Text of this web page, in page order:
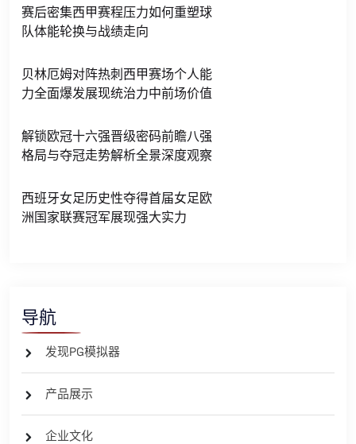
赛后密集西甲赛程压力如何重塑球
队体能轮换与战绩走向
贝林厄姆对阵热刺西甲赛场个人能
力全面爆发展现统治力中前场价值
解锁欧冠十六强晋级密码前瞻八强
格局与夺冠走势解析全景深度观察
西班牙女足历史性夺得首届女足欧
洲国家联赛冠军展现强大实力
导航
发现PG模拟器
产品展示
企业文化